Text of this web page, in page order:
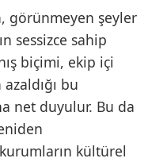
görünmeyen şeyler
sessizce sahip
biçimi, ekip içi
bu
net duyulur. Bu da
kültürel